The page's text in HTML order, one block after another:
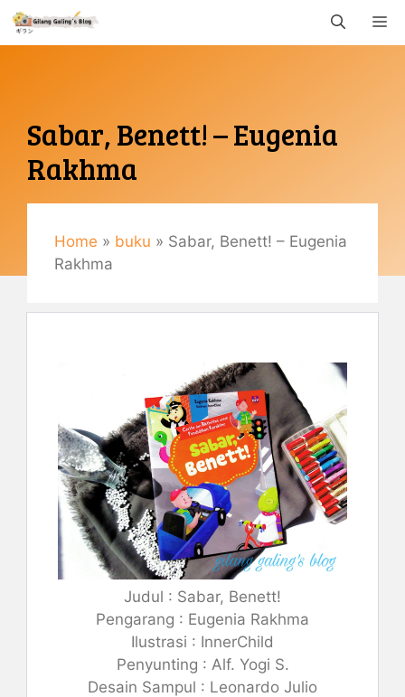
Langsung
Sabar, Benett! – Eugenia
Rakhma
Gemaulani
Home » buku » Sabar, Benett! – Eugenia
Rakhma
Judul : Sabar, Benett!
Pengarang : Eugenia Rakhma
Ilustrasi : InnerChild
Penyunting : Alf. Yogi S.
Desain Sampul : Leonardo Julio